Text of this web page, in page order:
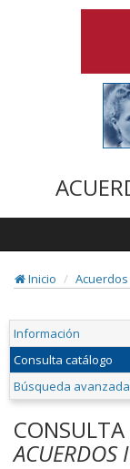
Inicio
Información
Consulta catálogo
Búsqueda avanzada
ACUERDOS